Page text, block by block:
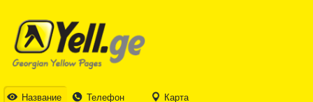
Название Телефон Карта
ТБИЛИСИ
ТБИЛИСИ
АБХАЗИЯ
ГАЛИ
БАТУМИ